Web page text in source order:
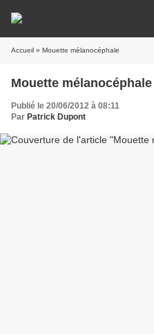
Accueil » Mouette mélanocéphale
Mouette mélanocéphale
Publié le 20/06/2012 à 08:11
Par Patrick Dupont